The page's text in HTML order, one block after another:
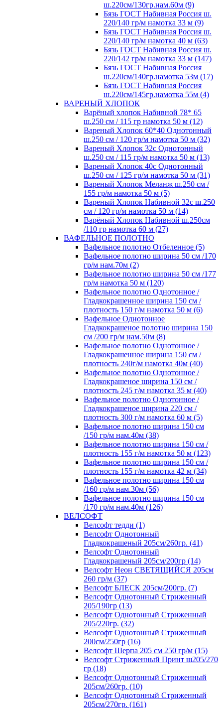
ш.220см/130гр.нам.60м (9)
Бязь ГОСТ Набивная Россия ш.
220/140 гр/м намотка 33 м (9)
Бязь ГОСТ Набивная Россия ш.
220/140 гр/м намотка 40 м (63)
Бязь ГОСТ Набивная Россия ш.
220/142 гр/м намотка 33 м (147)
Бязь ГОСТ Набивная Россия
ш.220см/140гр.намотка 53м (17)
Бязь ГОСТ Набивная Россия
ш.220см/145гр.намотка 55м (4)
ВАРЕНЫЙ ХЛОПОК
Варёный хлопок Набивной 78* 65
ш.250 см / 115 гр намотка 50 м (12)
Вареный Хлопок 60*40 Однотонный
ш.250 см / 120 гр/м намотка 50 м (32)
Вареный Хлопок 32с Однотонный
ш.250 см / 115 гр/м намотка 50 м (13)
Вареный Хлопок 40с Однотонный
ш.250 см / 125 гр/м намотка 50 м (31)
Вареный Хлопок Меланж ш.250 см /
155 гр/м намотка 50 м (5)
Вареный Хлопок Набивной 32с ш.250
см / 120 гр/м намотка 50 м (14)
Варёный Хлопок Набивной ш.250см
/110 гр намотка 60 м (27)
ВАФЕЛЬНОЕ ПОЛОТНО
Вафельное полотно Отбеленное (5)
Вафельное полотно ширина 50 см /170
гр/м нам.70м (2)
Вафельное полотно ширина 50 см /177
гр/м намотка 50 м (120)
Вафельное полотно Однотонное /
Гладкокрашенное ширина 150 см /
плотность 150 г/м намотка 50 м (6)
Вафельное Однотонное
Гладкокрашеное полотно ширина 150
см /200 гр/м нам.50м (8)
Вафельное полотно Однотонное /
Гладкокрашенное ширина 150 см /
плотность 240г/м намотка 40м (40)
Вафельное полотно Однотонное /
Гладкокрашеное ширина 150 см /
плотность 245 г/м намотка 35 м (40)
Вафельное полотно Однотонное /
Гладкокрашеное ширина 220 см /
плотность 300 г/м намотка 60 м (5)
Вафельное полотно ширина 150 см
/150 гр/м нам.40м (38)
Вафельное полотно ширина 150 см /
плотность 155 г/м намотка 50 м (123)
Вафельное полотно ширина 150 см /
плотность 155 г/м намотка 42 м (34)
Вафельное полотно ширина 150 см
/160 гр/м нам.30м (56)
Вафельное полотно ширина 150 см
/170 гр/м нам.40м (126)
ВЕЛСОФТ
Велсофт тедди (1)
Велсофт Однотонный
Гладкокрашеный 205см/260гр. (41)
Велсофт Однотонный
Гладкокрашеный 205см/200гр (14)
Велсофт Неон СВЕТЯЩИЙСЯ 205см
260 гр/м (37)
Велсофт БЛЕСК 205см/200гр. (7)
Велсофт Однотонный Стриженный
205/190гр (13)
Велсофт Однотонный Стриженный
205/220гр. (32)
Велсофт Однотонный Стриженный
200см/250гр (16)
Велсофт Шерпа 205 см 250 гр/м (15)
Велсофт Стриженный Принт ш205/270
гр (18)
Велсофт Однотонный Стриженный
205см/260гр. (10)
Велсофт Однотонный Стриженный
205см/270гр. (161)